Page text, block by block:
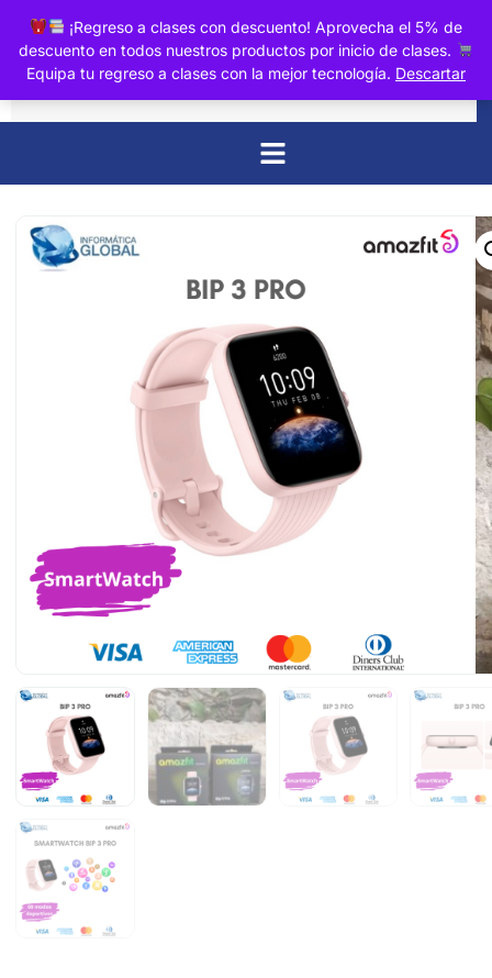
¡Regreso a clases con descuento! Aprovecha el 5% de
descuento en todos nuestros productos por inicio de clases.
Equipa tu regreso a clases con la mejor tecnología. Descartar